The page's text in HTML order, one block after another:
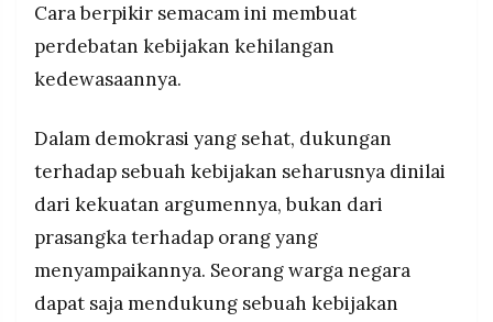
Cara berpikir semacam ini membuat
perdebatan kebijakan kehilangan
kedewasaannya.
Dalam demokrasi yang sehat, dukungan
terhadap sebuah kebijakan seharusnya dinilai
dari kekuatan argumennya, bukan dari
prasangka terhadap orang yang
menyampaikannya. Seorang warga negara
dapat saja mendukung sebuah kebijakan